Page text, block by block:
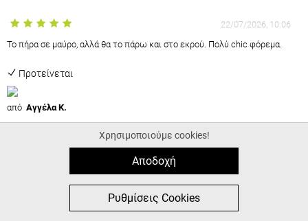
22/07/2026, 10:06
Το πήρα σε μαύρο, αλλά θα το πάρω και στο εκρού. Πολύ chic φόρεμα.
Προτείνεται
από Αγγέλα Κ.
Τέλειο φόρεμα. Δροσερό, αέρινο και ότι πρέπει για λιγα κιλά
παραπάνω, όπως εγώ ????
Χρησιμοποιούμε cookies!
Αποδοχή
Ρυθμίσεις Cookies